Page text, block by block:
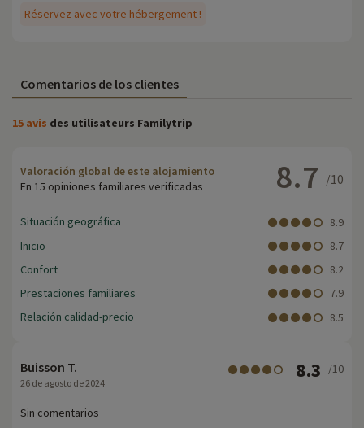
Réservez avec votre hébergement !
Comentarios de los clientes
15 avis des utilisateurs Familytrip
Valoración global de este alojamiento
En 15 opiniones familiares verificadas
8.7 /10
Situación geográfica
8.9
Inicio
8.7
Confort
8.2
Prestaciones familiares
7.9
Relación calidad-precio
8.5
Buisson T.
26 de agosto de 2024
8.3 /10
Sin comentarios